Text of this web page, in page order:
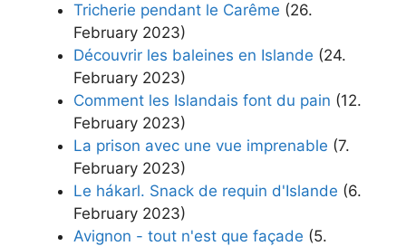
Tricherie pendant le Carême (26.
February 2023)
Découvrir les baleines en Islande (24.
February 2023)
Comment les Islandais font du pain (12.
February 2023)
La prison avec une vue imprenable (7.
February 2023)
Le hákarl. Snack de requin d'Islande (6.
February 2023)
Avignon - tout n'est que façade (5.